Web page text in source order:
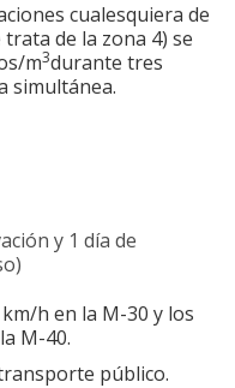
cualesquiera de
de la zona 4) se
m3durante tres
simultánea.
y 1 día de
h en la M-30 y los
M-40.
público.